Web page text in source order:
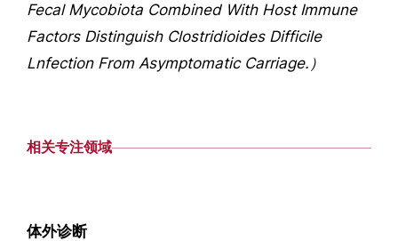
Fecal Mycobiota Combined With Host Immune
Factors Distinguish Clostridioides Difficile
Lnfection From Asymptomatic Carriage.）
相关专注领域
体外诊断